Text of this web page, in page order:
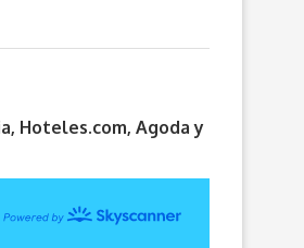
Hoteles.com, Agoda y